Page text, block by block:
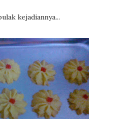
kejadiannya...